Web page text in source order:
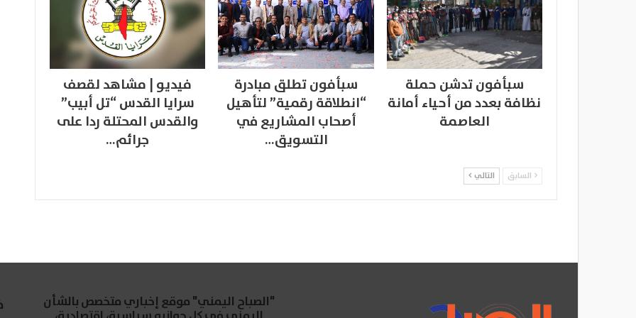
سبأفون تدشن حملة
نظافة بعدد من أحياء أمانة
العاصمة
سبأفون تطلق مبادرة
“انطلاقة رقمية” لتأهيل
أصحاب المشاريع في
التسويق…
فيديو | مشاهد لقصف
سرايا القدس “تل أبيب”
والقدس المحتلة ردا على
جرائم…
السابق التالي
"الصباح اليمني" موقع إخباري متخصص بالشأن